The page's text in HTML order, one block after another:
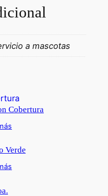
a mascotas
Cobertura
Verde